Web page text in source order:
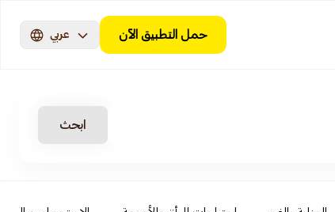
حمل التطبيق الآن عربي
ابحث